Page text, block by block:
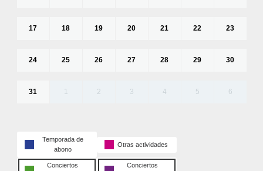
17 18 19 20 21 22 23
24 25 26 27 28 29 30
31 1 2 3 4 5 6
Temporada de
abono
Otras actividades
Conciertos
Conciertos